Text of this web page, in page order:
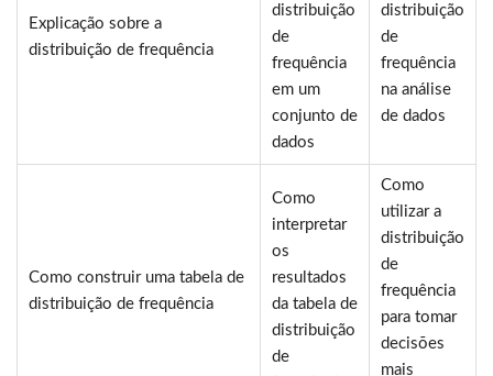
Explicação sobre a
distribuição de frequência
distribuição
de
frequência
em um
conjunto de
dados
distribuição
de
frequência
na análise
de dados
Como construir uma tabela de
distribuição de frequência
Como
interpretar
os
resultados
da tabela de
distribuição
de
Como
utilizar a
distribuição
de
frequência
para tomar
decisões
mais